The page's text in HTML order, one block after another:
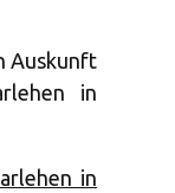
Auskunft
in
in